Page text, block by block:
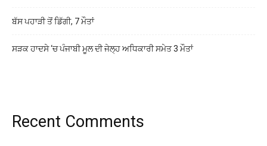
ਬੱਸ ਪਹਾੜੀ ਤੋਂ ਡਿੱਗੀ, 7 ਮੌਤਾਂ
ਸੜਕ ਹਾਦਸੇ ‘ਚ ਪੰਜਾਬੀ ਮੂਲ ਦੀ ਜੇਲ੍ਹ ਅਧਿਕਾਰੀ ਸਮੇਤ 3 ਮੌਤਾਂ
Recent Comments